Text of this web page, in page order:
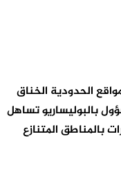
الحدودية الخناق
بالبوليساريو تساهل
بالمناطق المتنازع